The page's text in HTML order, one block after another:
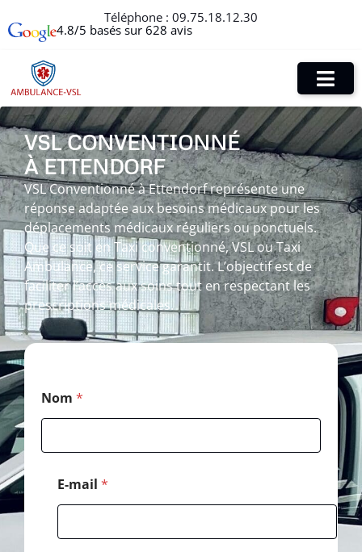
Téléphone : 09.75.18.12.30
4.8/5 basés sur 628 avis
VSL CONVENTIONNÉ
À ETTENDORF
VSL Conventionné à Ettendorf représente une
réponse adaptée aux besoins médicaux pour les
déplacements médicaux réguliers ou ponctuels.
Que ce soit en Taxi conventionné, VSL ou Taxi
Ambulance, ce service garantit. L’objectif est de
faciliter l’accès aux soins tout en respectant les
prescriptions médicales.
Nom *
E-mail *
*
*
o
d
e